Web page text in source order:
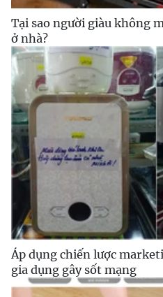
Tại sao người giàu không
ở nhà?
Áp dụng chiến lược
gia dụng gây sốt mạng